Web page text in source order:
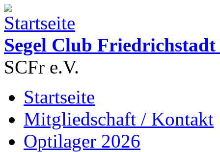
Direkt zum Inhalt
Segel Club Friedrichstadt
SCFr e.V.
Hauptmenü
Startseite
Mitgliedschaft / Kontakt
Optilager 2026